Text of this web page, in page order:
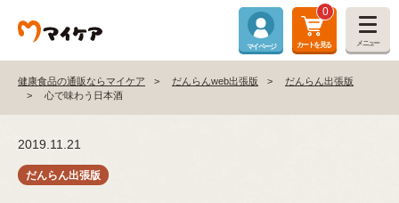
マイページ
0
カートを見る メニュー
健康食品の通販ならマイケア だんらんweb出張版
だんらん出張版
心で味わう日本酒
2019.11.21